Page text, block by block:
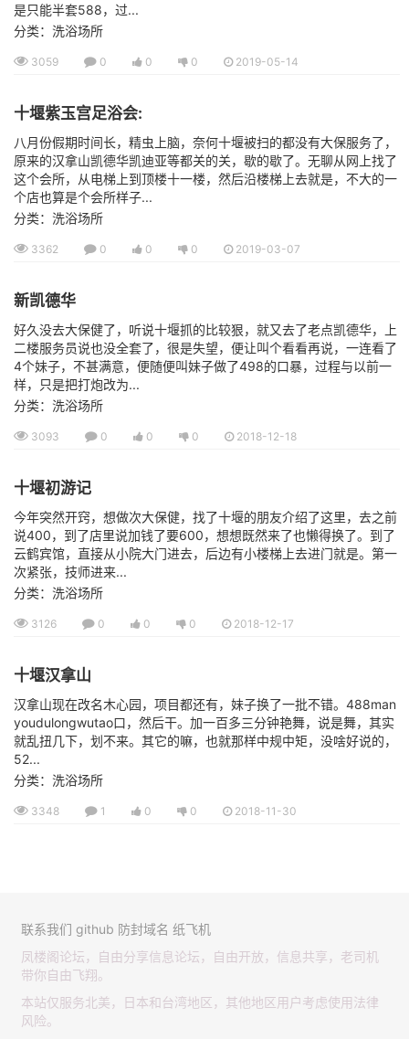
是只能半套588，过...
分类：洗浴场所
3059 0 0 0 2019-05-14
十堰紫玉宫足浴会:
八月份假期时间长，精虫上脑，奈何十堰被扫的都没有大保服务了，
原来的汉拿山凯德华凯迪亚等都关的关，歇的歇了。无聊从网上找了
这个会所，从电梯上到顶楼十一楼，然后沿楼梯上去就是，不大的一
个店也算是个会所样子...
分类：洗浴场所
3362 0 0 0 2019-03-07
新凯德华
好久没去大保健了，听说十堰抓的比较狠，就又去了老点凯德华，上
二楼服务员说也没全套了，很是失望，便让叫个看看再说，一连看了
4个妹子，不甚满意，便随便叫妹子做了498的口暴，过程与以前一
样，只是把打炮改为...
分类：洗浴场所
3093 0 0 0 2018-12-18
十堰初游记
今年突然开窍，想做次大保健，找了十堰的朋友介绍了这里，去之前
说400，到了店里说加钱了要600，想想既然来了也懒得换了。到了
云鹤宾馆，直接从小院大门进去，后边有小楼梯上去进门就是。第一
次紧张，技师进来...
分类：洗浴场所
3126 0 0 0 2018-12-17
十堰汉拿山
汉拿山现在改名木心园，项目都还有，妹子换了一批不错。488man
youdulongwutao口，然后干。加一百多三分钟艳舞，说是舞，其实
就乱扭几下，划不来。其它的嘛，也就那样中规中矩，没啥好说的，
52...
分类：洗浴场所
3348 1 0 0 2018-11-30
联系我们 github 防封域名 纸飞机
凤楼阁论坛，自由分享信息论坛，自由开放，信息共享，老司机
带你自由飞翔。
本站仅服务北美，日本和台湾地区，其他地区用户考虑使用法律
风险。